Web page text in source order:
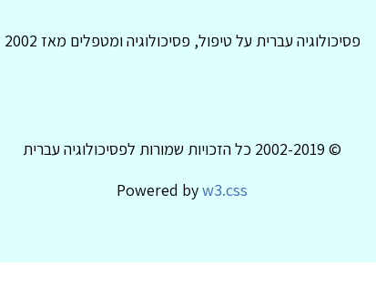
פסיכולוגיה עברית על טיפול, פסיכולוגיה ומטפלים מאז 2002
© 2002-2019 כל הזכויות שמורות לפסיכולוגיה עברית
Powered byw3.css